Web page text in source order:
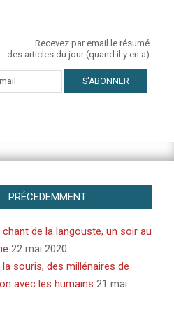
Recevez par email le résumé
des articles du jour (quand il y en a)
PRÉCEDEMMENT
de la langouste, un soir au
22 mai 2020
souris, des millénaires de
avec les humains 21 mai